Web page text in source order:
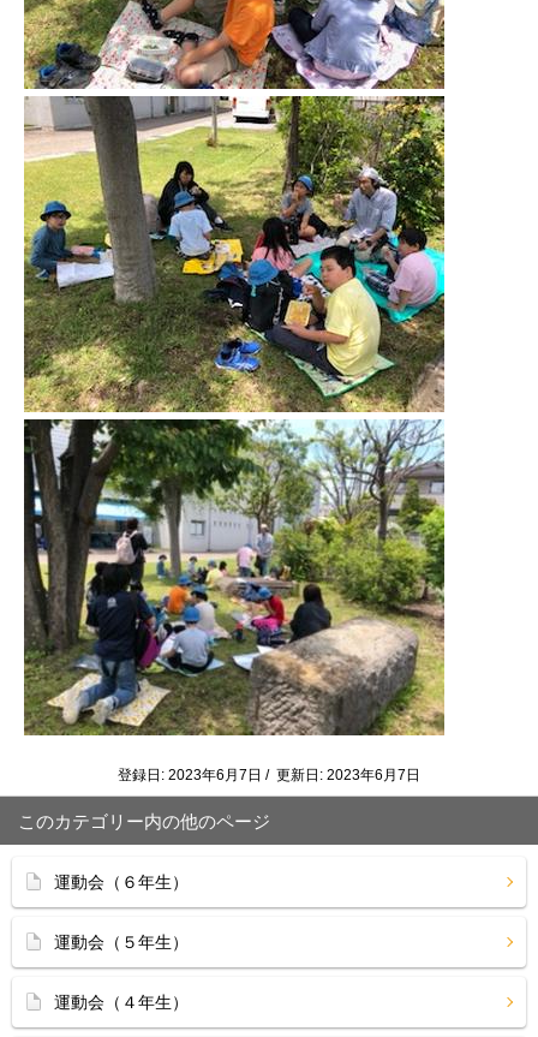
登録日: 2023年6月7日 / 更新日: 2023年6月7日
このカテゴリー内の他のページ
運動会（６年生）
運動会（５年生）
運動会（４年生）